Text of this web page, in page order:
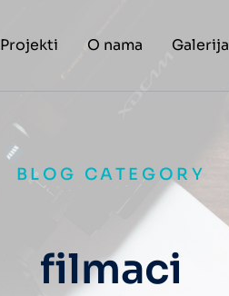
Projekti O nama Galerija
BLOG CATEGORY
filmaci